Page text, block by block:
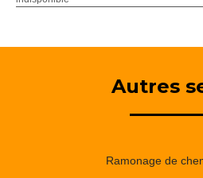
Autres
Ramonage de